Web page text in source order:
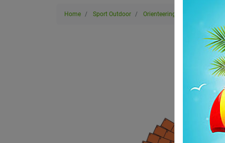
Home Sport Outdoor Orienteering Set di 50